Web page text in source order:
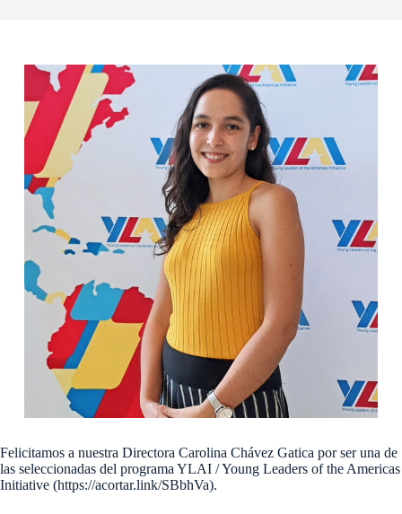
Felicitamos a nuestra Directora Carolina Chávez Gatica por ser una de
las seleccionadas del programa YLAI / Young Leaders of the Americas
Initiative (https://acortar.link/SBbhVa).